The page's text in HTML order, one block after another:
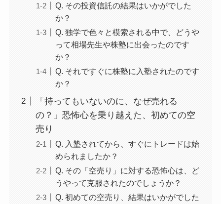
Q. その投資信託の結果はいかがでした
か？
Q. 独学で色々と模索される中で、どうや
って相場先生や株塾に出会ったのです
か？
Q. それですぐに株塾に入塾されたのです
か？
「持ってもいないのに、なぜ売れる
の？」恐怖心を乗り越えた、初めての空
売り
Q. 入塾されてから、すぐにトレードは始
められましたか？
Q. その「空売り」に対する恐怖心は、ど
うやって克服されたのでしょうか？
Q. 初めての空売り、結果はいかがでした